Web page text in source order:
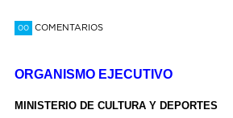
00 COMENTARIOS
ORGANISMO EJECUTIVO
MINISTERIO DE CULTURA Y DEPORTES